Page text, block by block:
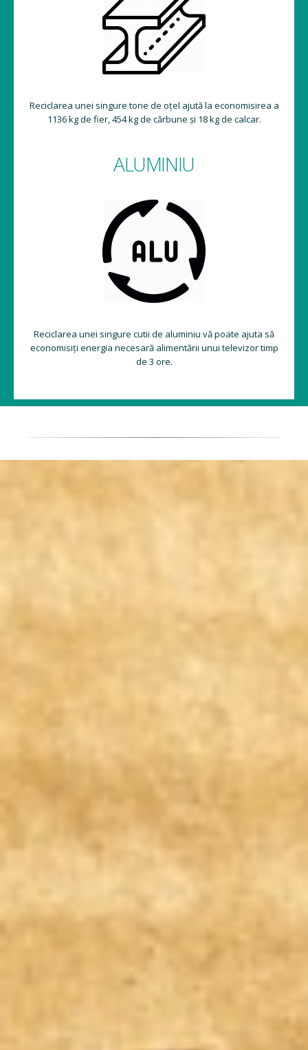
Reciclarea unei singure tone de oțel ajută la economisirea a
1136 kg de fier, 454 kg de cărbune și 18 kg de calcar.
ALUMINIU
Reciclarea unei singure cutii de aluminiu vă poate ajuta să
economisiți energia necesară alimentării unui televizor timp
de 3 ore.